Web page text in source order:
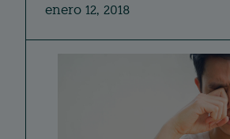
enero 12, 2018